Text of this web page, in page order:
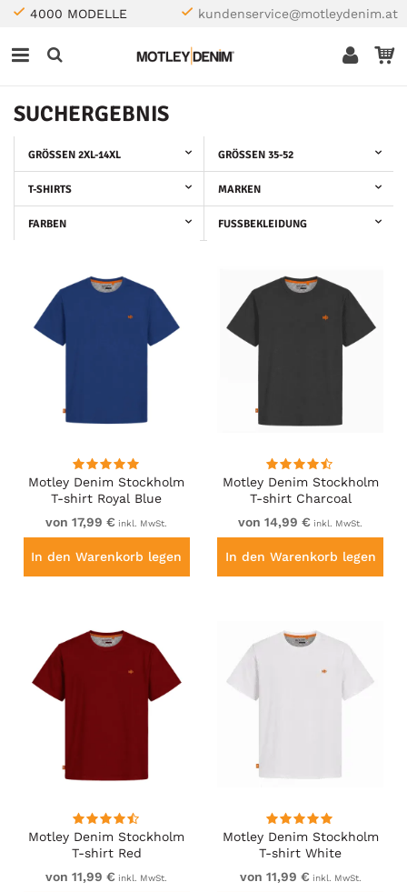
4000 MODELLE kundenservice@motleydenim.at
SUCHERGEBNIS
GRÖSSEN 2XL-14XL GRÖSSEN 35-52
T-SHIRTS MARKEN
FARBEN FUSSBEKLEIDUNG
Motley Denim Stockholm
T-shirt Royal Blue
von 17,99 € inkl. MwSt.
In den Warenkorb legen
Motley Denim Stockholm
T-shirt Charcoal
von 14,99 € inkl. MwSt.
In den Warenkorb legen
Motley Denim Stockholm
T-shirt Red
von 11,99 € inkl. MwSt.
Motley Denim Stockholm
T-shirt White
von 11,99 € inkl. MwSt.